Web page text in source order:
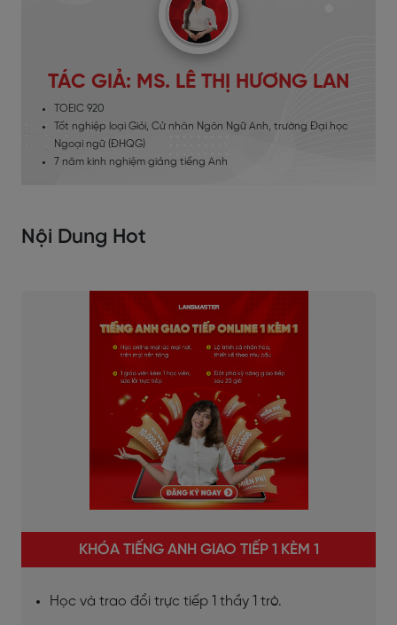
TÁC GIẢ: MS. LÊ THỊ HƯƠNG LAN
TOEIC 920
Tốt nghiệp loại Giỏi, Cử nhân Ngôn Ngữ Anh, trường Đại học
Ngoại ngữ (ĐHQG)
7 năm kinh nghiệm giảng tiếng Anh
Nội Dung Hot
KHÓA TIẾNG ANH GIAO TIẾP 1 KÈM 1
Học và trao đổi trực tiếp 1 thầy 1 trò.